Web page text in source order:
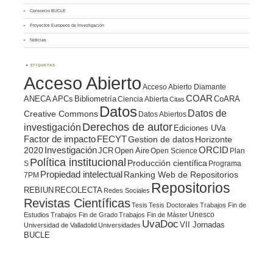
Consorcio BUCLE
Proyectos Europeos de Investigación
Noticias
ETIQUETAS
Acceso Abierto Acceso Abierto Diamante
ANECA APCs BibliometríaCiencia Abierta Citas COAR CoARA
Creative Commons Datos Datos Abiertos Datos de
investigación Derechos de autor Ediciones UVa
Factor de impacto FECYTGestion de datosHorizonte
2020 InvestigaciónJCROpen AireOpen Science ORCID Plan
S Política institucional Producción científica Programa
7PM Propiedad intelectualRanking Web de Repositorios
REBIUN RECOLECTA Redes Sociales Repositorios
Revistas CientíficasTesis Tesis Doctorales Trabajos Fin de
Estudios Trabajos Fin de GradoTrabajos Fin de Máster Unesco
Universidad de ValladolidUniversidades UvaDoc VII Jornadas
BUCLE